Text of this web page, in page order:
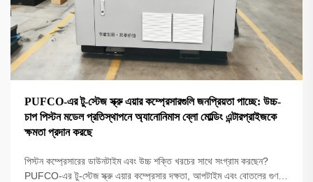
PUFCO-এর টু-স্টেজ স্ক্রু এয়ার কম্প্রেসারগুলি জনপ্রিয়তা পাচ্ছে: উচ্চ-
চাপ পিস্টন মডেল প্রতিস্থাপনে অ্যানোনিমাস ব্লো মোল্ডিং এন্টারপ্রাইজকে
ক্ষমতা প্রদান করছে
পিস্টন কম্প্রেসারের ডাউনটাইম এবং উচ্চ শক্তি খরচের সাথে সংগ্রাম করছেন?
PUFCO-এর টু-স্টেজ স্ক্রু এয়ার কম্প্রেসার দক্ষতা, আপটাইম এবং বোতলের গুণমান